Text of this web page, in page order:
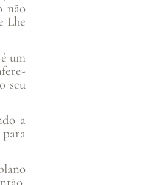
não
Lhe
um
seu
a